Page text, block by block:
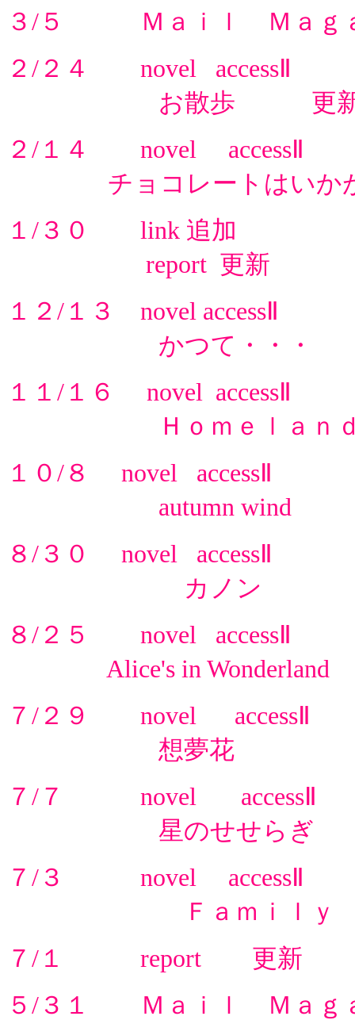
３/５ Ｍａｉｌ Ｍａｇ
２/２４ novel accessⅡ
お散歩 更
２/１４ novel accessⅡ
チョコレートはいか
１/３０ link 追加
report 更新
１２/１３ novel accessⅡ
かつて・・・
１１/１６ novel accessⅡ
Ｈｏｍｅｌａｎ
１０/８ novel accessⅡ
autumn wind
８/３０ novel accessⅡ
カノン 更
８/２５ novel accessⅡ
Alice's in
７/２９ novel accessⅡ
想夢花 更
７/７ novel accessⅡ
星のせせらぎ
７/３ novel accessⅡ
Ｆａｍｉｌｙ
７/１ report 更新
５/３１ Ｍａｉｌ Ｍａ